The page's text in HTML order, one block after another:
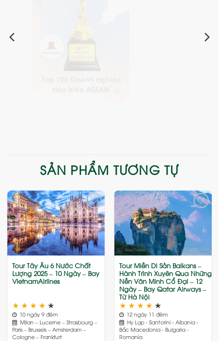
SẢN PHẨM TƯƠNG TỰ
Add
to
wishlist
Tour Tây Âu 6 Nước Chất
Lượng 2025 – 10 Ngày – Bay
VietnamAirlines
★ ★ ★ ★ ★
10 ngày 9 đêm
Milan – Lucerne – Strasbourg –
Paris – Brussels – Amsterdam –
Cologne – Frankfurt
Add
to
wishlist
Tour Miền Di Sản Balkans –
Hành Trình Xuyên Qua Những
Nền Văn Minh Cổ Đại – 12
Ngày – Bay Qatar Airways –
Từ Hà Nội
★ ★ ★ ★ ★
12 ngày 11 đêm
Hy Lạp - Santorini - Albania -
Bắc Macedonia - Bulgaria -
Romania